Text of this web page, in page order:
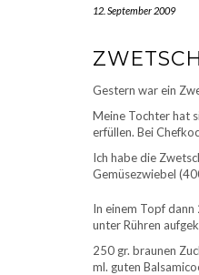
12. September 2009
Gestern war ein
Meine Tochter hat
erfüllen. Bei
Ich habe die
Gemüsezwiebel
In einem Topf
unter Rühren
250 gr. braunen
ml. guten